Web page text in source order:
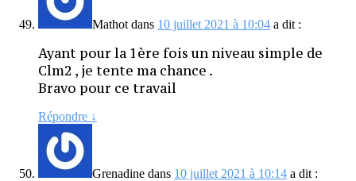
Mathot dans 10 juillet 2021 à 10:04 a dit :
Ayant pour la 1ère fois un niveau simple de
Clm2 , je tente ma chance .
Bravo pour ce travail
Répondre ↓
Grenadine dans 10 juillet 2021 à 10:14 a dit :